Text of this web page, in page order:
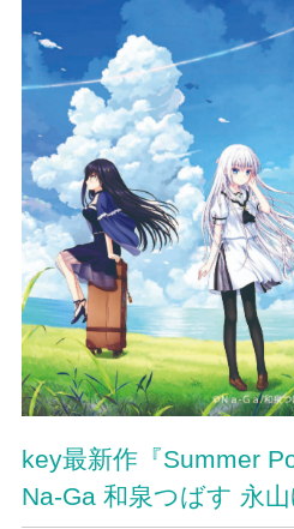
key最新作『Summer
Na-Ga 和泉つばす 永